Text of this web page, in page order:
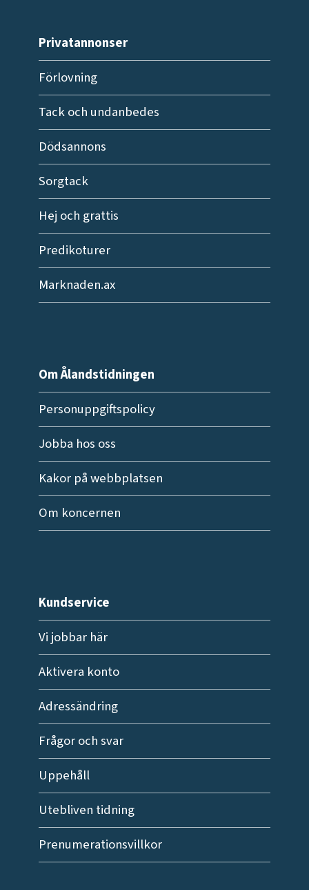
Privatannonser
Förlovning
Tack och undanbedes
Dödsannons
Sorgtack
Hej och grattis
Predikoturer
Marknaden.ax
Om Ålandstidningen
Personuppgiftspolicy
Jobba hos oss
Kakor på webbplatsen
Om koncernen
Kundservice
Vi jobbar här
Aktivera konto
Adressändring
Frågor och svar
Uppehåll
Utebliven tidning
Prenumerationsvillkor